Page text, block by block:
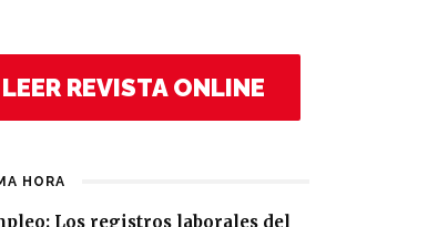
LEER REVISTA ONLINE
HORA
Los registros laborales del